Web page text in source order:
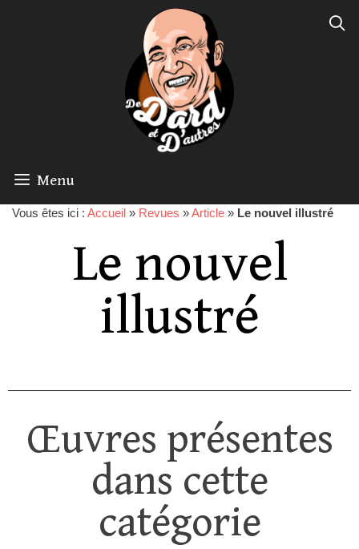
Menu
Vous êtes ici : Accueil » Revues »Article » Le nouvel illustré
Le nouvel
illustré
Œuvres présentes
dans cette
catégorie